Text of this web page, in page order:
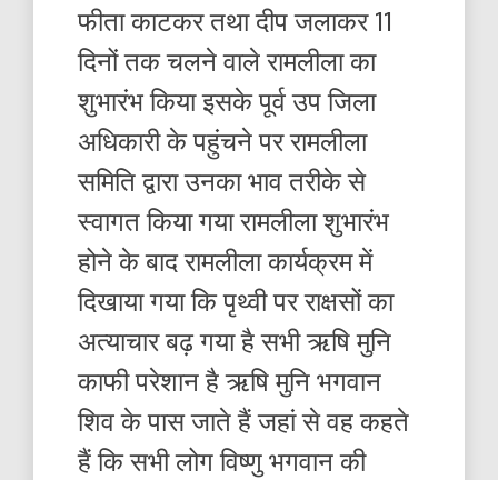
फीता काटकर तथा दीप जलाकर 11
दिनों तक चलने वाले रामलीला का
शुभारंभ किया इसके पूर्व उप जिला
अधिकारी के पहुंचने पर रामलीला
समिति द्वारा उनका भाव तरीके से
स्वागत किया गया रामलीला शुभारंभ
होने के बाद रामलीला कार्यक्रम में
दिखाया गया कि पृथ्वी पर राक्षसों का
अत्याचार बढ़ गया है सभी ऋषि मुनि
काफी परेशान है ऋषि मुनि भगवान
शिव के पास जाते हैं जहां से वह कहते
हैं कि सभी लोग विष्णु भगवान की